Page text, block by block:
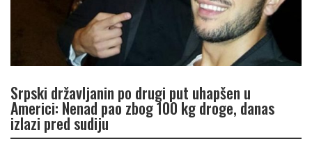
Srpski državljanin po drugi put uhapšen u
Americi: Nenad pao zbog 100 kg droge, danas
izlazi pred sudiju